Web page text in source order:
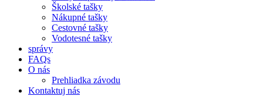
Školské tašky
Nákupné tašky
Cestovné tašky
Vodotesné tašky
správy
FAQs
O nás
Prehliadka závodu
Kontaktuj nás